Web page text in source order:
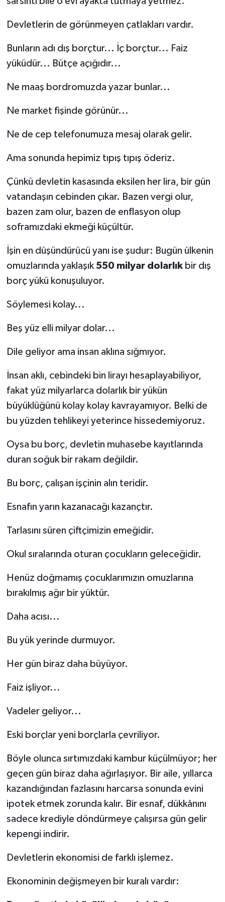
Devletlerin de görünmeyen çatlakları vardır.
Bunların adı dış borçtur... İç borçtur... Faiz
yüküdür... Bütçe açığıdır...
Ne maaş bordromuzda yazar bunlar...
Ne market fişinde görünür...
Ne de cep telefonumuza mesaj olarak gelir.
Ama sonunda hepimiz tıpış tıpış öderiz.
Çünkü devletin kasasında eksilen her lira, bir gün
vatandaşın cebinden çıkar. Bazen vergi olur,
bazen zam olur, bazen de enflasyon olup
soframızdaki ekmeği küçültür.
İşin en düşündürücü yanı ise şudur: Bugün ülkenin
omuzlarında yaklaşık550 milyar dolarlıkbir dış
borç yükü konuşuluyor.
Söylemesi kolay...
Beş yüz elli milyar dolar...
Dile geliyor ama insan aklına sığmıyor.
İnsan aklı, cebindeki bin lirayı hesaplayabiliyor,
fakat yüz milyarlarca dolarlık bir yükün
büyüklüğünü kolay kolay kavrayamıyor. Belki de
bu yüzden tehlikeyi yeterince hissedemiyoruz.
Oysa bu borç, devletin muhasebe kayıtlarında
duran soğuk bir rakam değildir.
Bu borç, çalışan işçinin alın teridir.
Esnafın yarın kazanacağı kazançtır.
Tarlasını süren çiftçimizin emeğidir.
Okul sıralarında oturan çocukların geleceğidir.
Henüz doğmamış çocuklarımızın omuzlarına
bırakılmış ağır bir yüktür.
Daha acısı...
Bu yük yerinde durmuyor.
Her gün biraz daha büyüyor.
Faiz işliyor...
Vadeler geliyor...
Eski borçlar yeni borçlarla çevriliyor.
Böyle olunca sırtımızdaki kambur küçülmüyor; her
geçen gün biraz daha ağırlaşıyor. Bir aile, yıllarca
kazandığından fazlasını harcarsa sonunda evini
ipotek etmek zorunda kalır. Bir esnaf, dükkânını
sadece krediyle döndürmeye çalışırsa gün gelir
kepengi indirir.
Devletlerin ekonomisi de farklı işlemez.
Ekonominin değişmeyen bir kuralı vardır: